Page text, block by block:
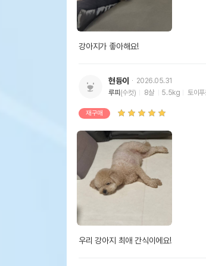
강아지가 좋아해요!
현듕이
2026.05.31
루피(수컷) 8살 5.5kg 토이
재구매
우리 강아지 최애 간식이에요!